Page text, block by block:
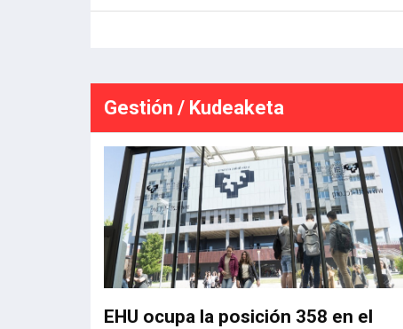
de ancho del Plan General de Ordenación Urbana aprobado
Gestión / Kudeaketa
EHU ocupa la posición 358 en el